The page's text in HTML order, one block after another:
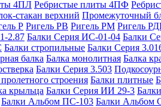
4ПЛ Ребристые плиты 4ПФ
стакан верхний Промежуточный
Р Ригель РВ Ригель РМ Ригель
2.87 Балки Серия ИС-01-04 Балки
Балки стропильные Балки Серия
балка Балка монолитная Балка
Балки Серия 3.503
строения Балки плитные
крыльца Балки Серия ИИ 29-3
Балки Альбом ПС-103 Балки Альбом